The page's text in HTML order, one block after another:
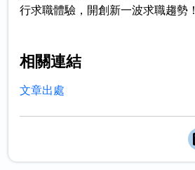
行求職體驗，開創新一波求職趨勢！
相關連結
文章出處